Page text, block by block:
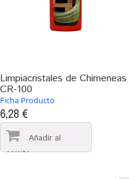
Limpiacristales de Chimeneas
CR-100
Ficha Producto
6,28 €